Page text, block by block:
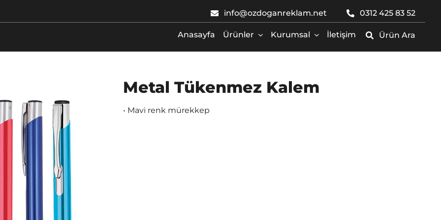
info@ozdoganreklam.net 0312 425 83 52
Anasayfa Ürünler Kurumsal İletişim Ürün Ara
Metal Tükenmez Kalem
• Mavi renk mürekkep